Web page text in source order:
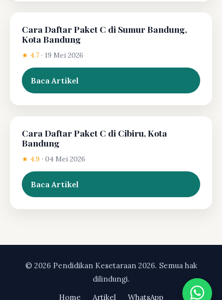
Cara Daftar Paket C di Sumur Bandung,
Kota Bandung
★ 4.7 · 19 Mei 2026
Baca Artikel
Cara Daftar Paket C di Cibiru, Kota
Bandung
★ 4.9 · 04 Mei 2026
Baca Artikel
© 2026 Pendidikan Kesetaraan 2026. Semua hak
dilindungi.
Home
Artikel WhatsApp